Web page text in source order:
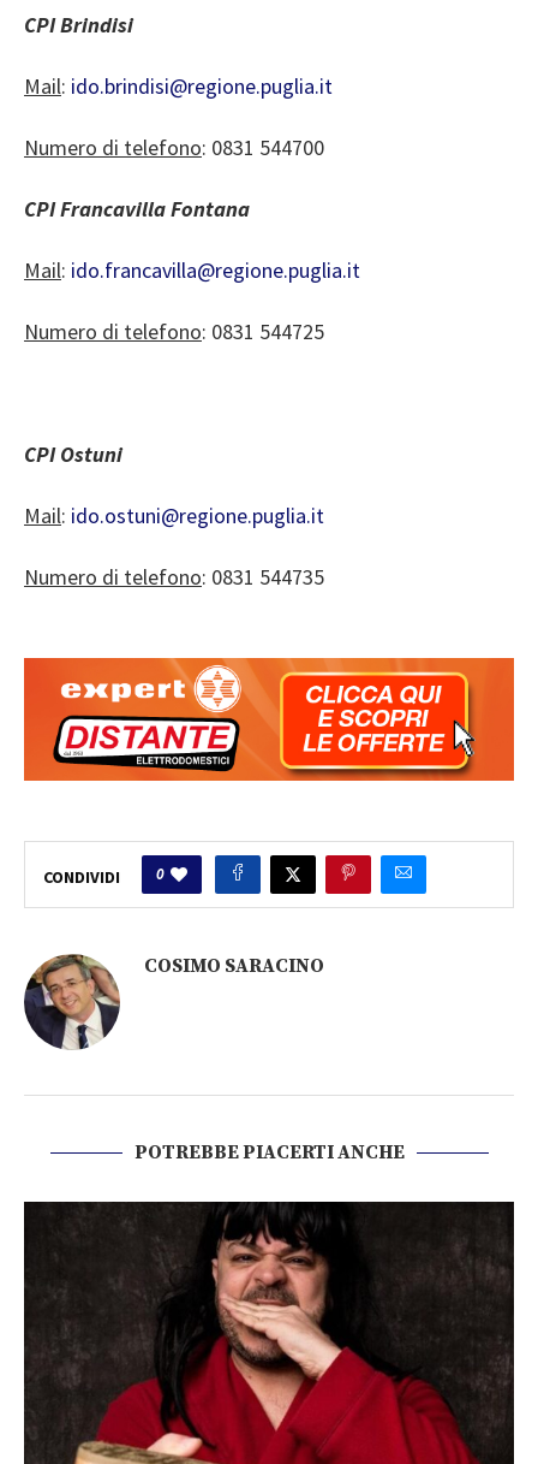
CPI Brindisi
Mail: ido.brindisi@regione.puglia.it
Numero di telefono: 0831 544700
CPI Francavilla Fontana
Mail: ido.francavilla@regione.puglia.it
Numero di telefono: 0831 544725
CPI Ostuni
Mail: ido.ostuni@regione.puglia.it
Numero di telefono: 0831 544735
CONDIVIDI 0
COSIMO SARACINO
POTREBBE PIACERTI ANCHE